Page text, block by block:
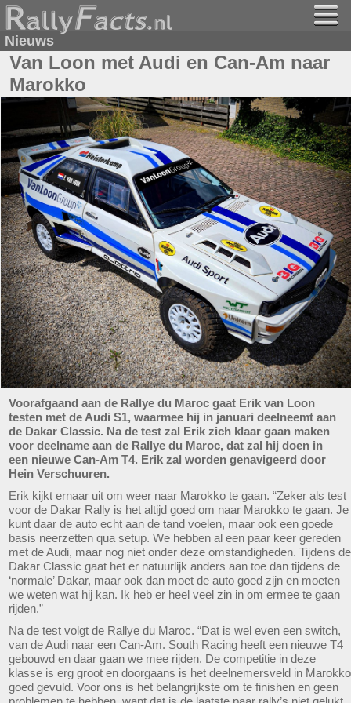
Nieuws
Van Loon met Audi en Can-Am naar
Marokko
Voorafgaand aan de Rallye du Maroc gaat Erik van Loon
testen met de Audi S1, waarmee hij in januari deelneemt aan
de Dakar Classic. Na de test zal Erik zich klaar gaan maken
voor deelname aan de Rallye du Maroc, dat zal hij doen in
een nieuwe Can-Am T4. Erik zal worden genavigeerd door
Hein Verschuuren.
Erik kijkt ernaar uit om weer naar Marokko te gaan. “Zeker als test
voor de Dakar Rally is het altijd goed om naar Marokko te gaan. Je
kunt daar de auto echt aan de tand voelen, maar ook een goede
basis neerzetten qua setup. We hebben al een paar keer gereden
met de Audi, maar nog niet onder deze omstandigheden. Tijdens de
Dakar Classic gaat het er natuurlijk anders aan toe dan tijdens de
‘normale’ Dakar, maar ook dan moet de auto goed zijn en moeten
we weten wat hij kan. Ik heb er heel veel zin in om ermee te gaan
rijden.”
Na de test volgt de Rallye du Maroc. “Dat is wel even een switch,
van de Audi naar een Can-Am. South Racing heeft een nieuwe T4
gebouwd en daar gaan we mee rijden. De competitie in deze
klasse is erg groot en doorgaans is het deelnemersveld in Marokko
goed gevuld. Voor ons is het belangrijkste om te finishen en geen